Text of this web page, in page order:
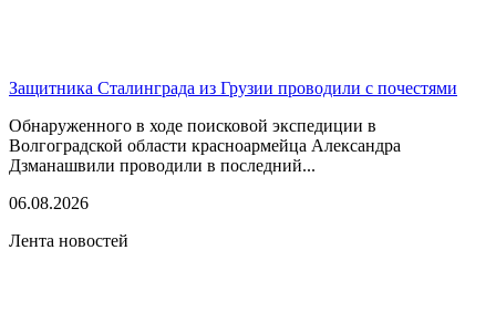
Защитника Сталинграда из Грузии проводили с почестями
Обнаруженного в ходе поисковой экспедиции в
Волгоградской области красноармейца Александра
Дзманашвили проводили в последний...
06.08.2026
Лента новостей